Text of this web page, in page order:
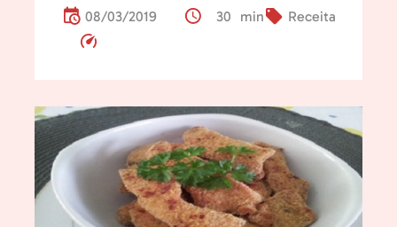
08/03/2019 Receita
30 min